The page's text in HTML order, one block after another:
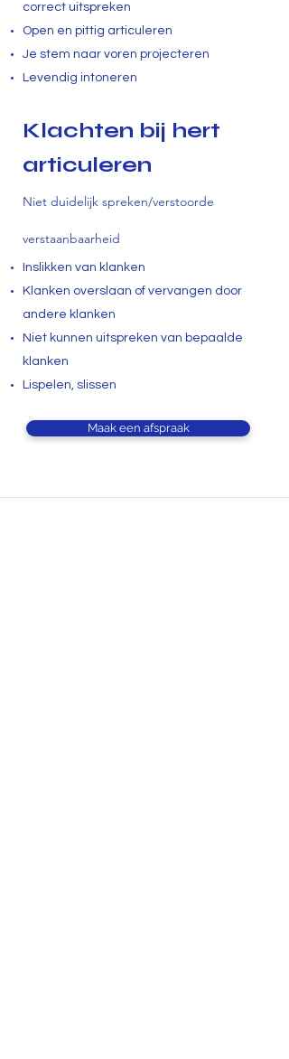
correct uitspreken
Open en pittig articuleren
Je stem naar voren projecteren
Levendig intoneren
Klachten bij hert
articuleren
Niet duidelijk spreken/verstoorde
verstaanbaarheid
Inslikken van klanken
Klanken overslaan of vervangen door
andere klanken
Niet kunnen uitspreken van bepaalde
klanken
Lispelen, slissen
Maak een afspraak